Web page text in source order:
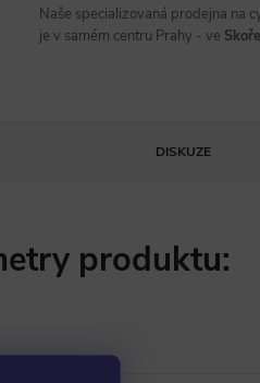
Naše specializovaná prodejna na
je v samém centru Prahy - ve
DISKUZE
produktu: